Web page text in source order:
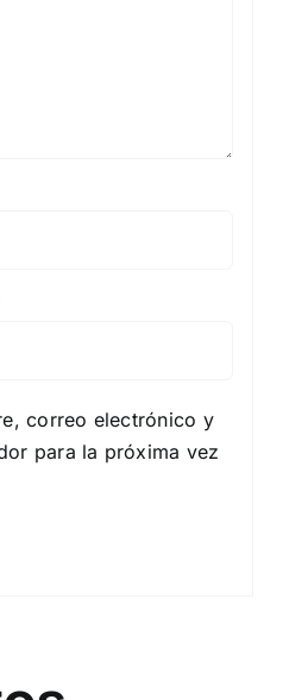
correo electrónico y
para la próxima vez